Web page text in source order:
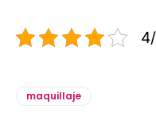
maquillaje